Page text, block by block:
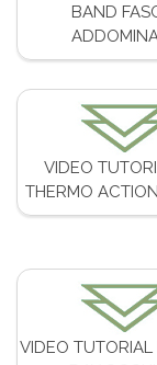
BAND
VIDEO
THERMO
VIDEO TUTORIAL